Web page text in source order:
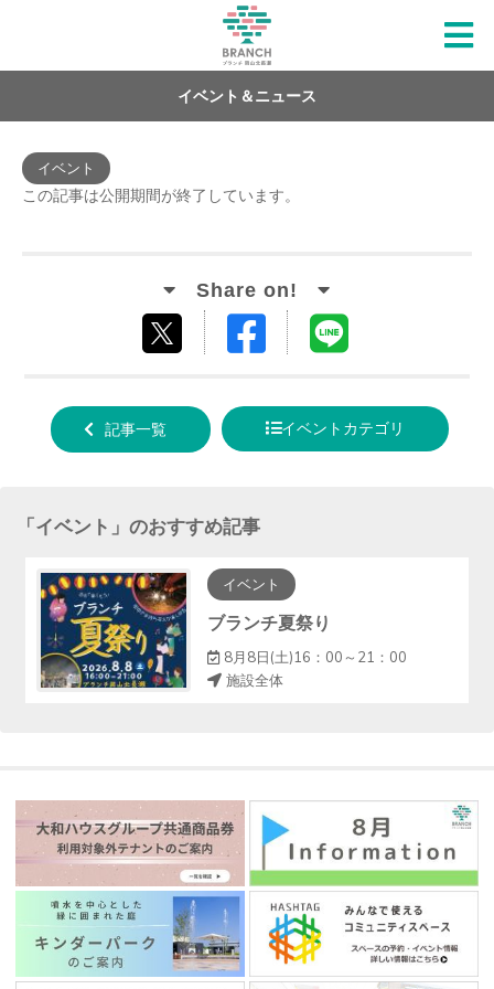
イベント＆ニュース
イベント
この記事は公開期間が終了しています。
する
Facebook
る
記事一覧 イベントカテゴリ
「イベント 」のおすすめ記事
イベント
ブランチ夏祭り
8月8日(土)16：00～21：00
施設全体